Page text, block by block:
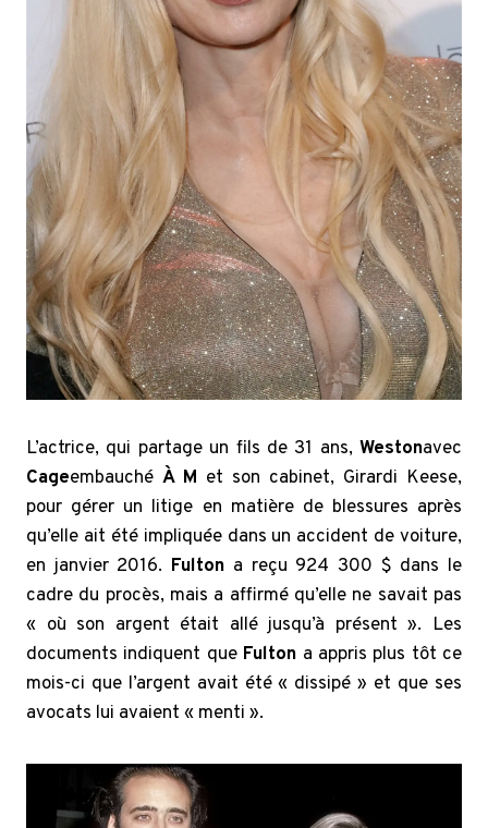
L’actrice, qui partage un fils de 31 ans,Westonavec
Cageembauché À M et son cabinet, Girardi Keese,
pour gérer un litige en matière de blessures après
qu’elle ait été impliquée dans un accident de voiture,
en janvier 2016. Fulton a reçu 924 300 $ dans le
cadre du procès, mais a affirmé qu’elle ne savait pas
« où son argent était allé jusqu’à présent ». Les
documents indiquent que Fulton a appris plus tôt ce
mois-ci que l’argent avait été « dissipé » et que ses
avocats lui avaient « menti ».